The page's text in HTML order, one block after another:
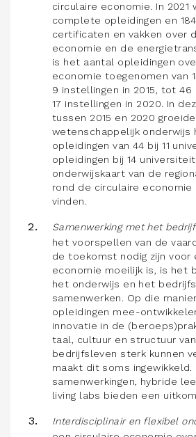
circulaire economie. In 2021
complete opleidingen en
certificaten en vakken over
economie en de
is het aantal opleidingen
economie toegenomen van
9 instellingen in 2015, tot 46
17 instellingen in 2020. In
tussen 2015 en 2020
wetenschappelijk onderwijs
opleidingen van 44 bij 11
opleidingen bij 14
onderwijskaart van de
rond de circulaire economie
vinden.
Samenwerking met het
het voorspellen van de
de toekomst nodig zijn voor
economie moeilijk is, is het
het onderwijs en het
samenwerken. Op die
opleidingen mee-
innovatie in de
taal, cultuur en structuur
bedrijfsleven sterk kunnen
maakt dit soms ingewikkeld.
samenwerkingen, hybride
living labs bieden een
Interdisciplinair en flexibel